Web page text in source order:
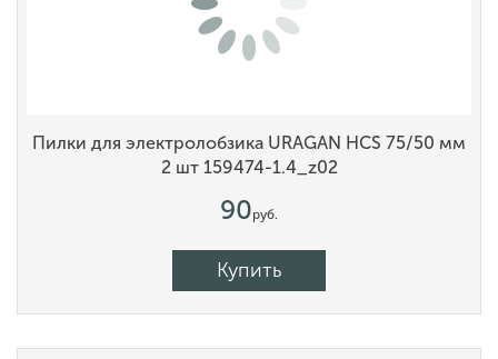
Пилки для электролобзика URAGAN HCS 75/50 мм
2 шт 159474-1.4_z02
90руб.
Купить